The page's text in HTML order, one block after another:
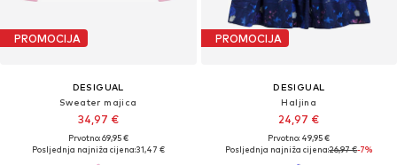
PROMOCIJA
DESIGUAL
Sweater majica
34,97 €
Prvotno: 69,95 €
Posljednja najniža cijena:31,47 €
PROMOCIJA
DESIGUAL
Haljina
24,97 €
Prvotno: 49,95 €
Posljednja najniža cijena:26,97 €-7%